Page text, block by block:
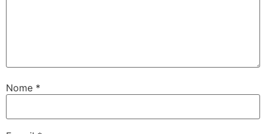
Nome *